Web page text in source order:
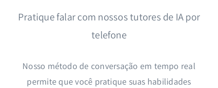
Pratique falar com nossos tutores de IA por
telefone
Nosso método de conversação em tempo real
permite que você pratique suas habilidades